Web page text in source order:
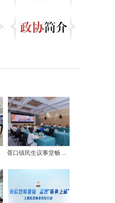
胥口镇民生议事堂畅 ...